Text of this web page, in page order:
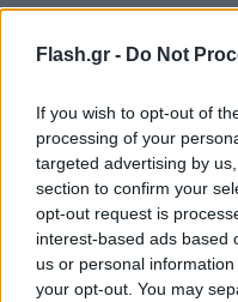
Flash.gr - Do Not
If you wish to opt-out of
processing of your
targeted advertising by
section to confirm your
opt-out request is
interest-based ads based
us or personal
your opt-out. You may